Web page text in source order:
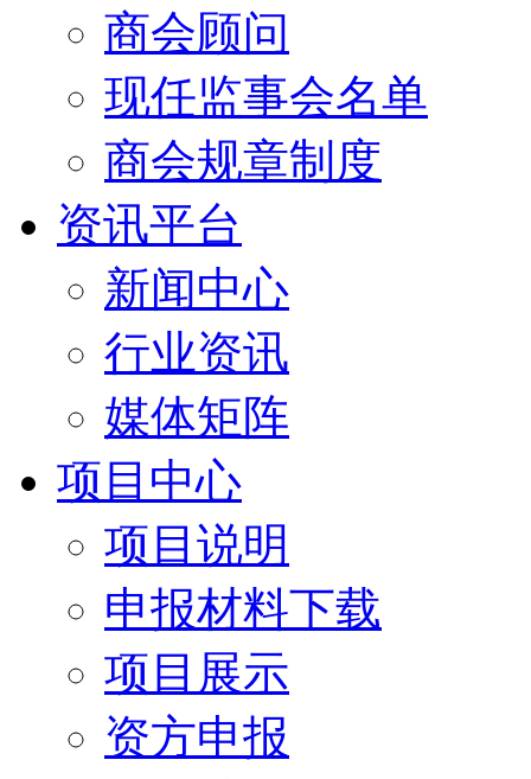
商会顾问
现任监事会名单
商会规章制度
资讯平台
新闻中心
行业资讯
媒体矩阵
项目中心
项目说明
申报材料下载
项目展示
资方申报